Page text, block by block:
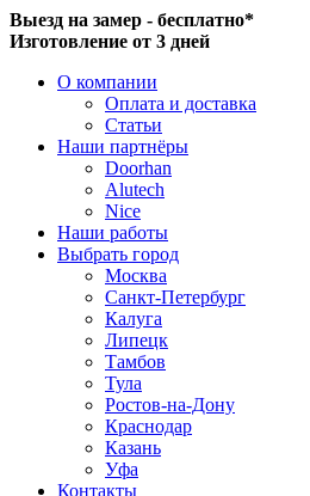
Выезд на замер - бесплатно*
Изготовление от 3 дней
О компании
Оплата и доставка
Статьи
Наши партнёры
Doorhan
Alutech
Nice
Наши работы
Выбрать город
Москва
Санкт-Петербург
Калуга
Липецк
Тамбов
Тула
Ростов-на-Дону
Краснодар
Казань
Уфа
Контакты